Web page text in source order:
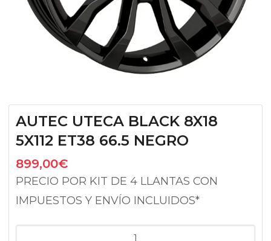
AUTEC UTECA BLACK 8X18
5X112 ET38 66.5 NEGRO
899,00€
PRECIO POR KIT DE 4 LLANTAS CON
IMPUESTOS Y ENVÍO INCLUIDOS*